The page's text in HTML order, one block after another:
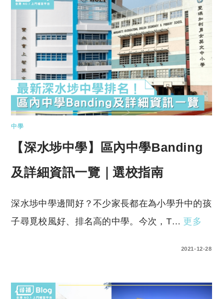
中學
【深水埗中學】區內中學Banding
及詳細資訊一覽｜選校指南
深水埗中學邊間好？不少家長都在為小學升中的孩
子尋覓校風好、排名高的中學。今次，T… 更多
2021-12-28